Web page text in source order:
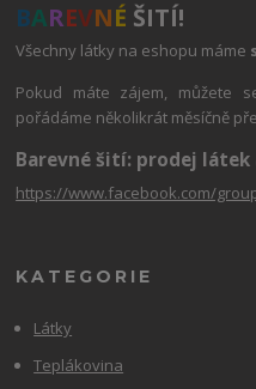
BAREVNÉ ŠITÍ!
Všechny látky na eshopu máme
Pokud máte zájem, můžete
pořádáme několikrát měsíčně
Barevné šití: prodej látek
https://www.facebook.com/
KATEGORIE
Látky
Teplákovina